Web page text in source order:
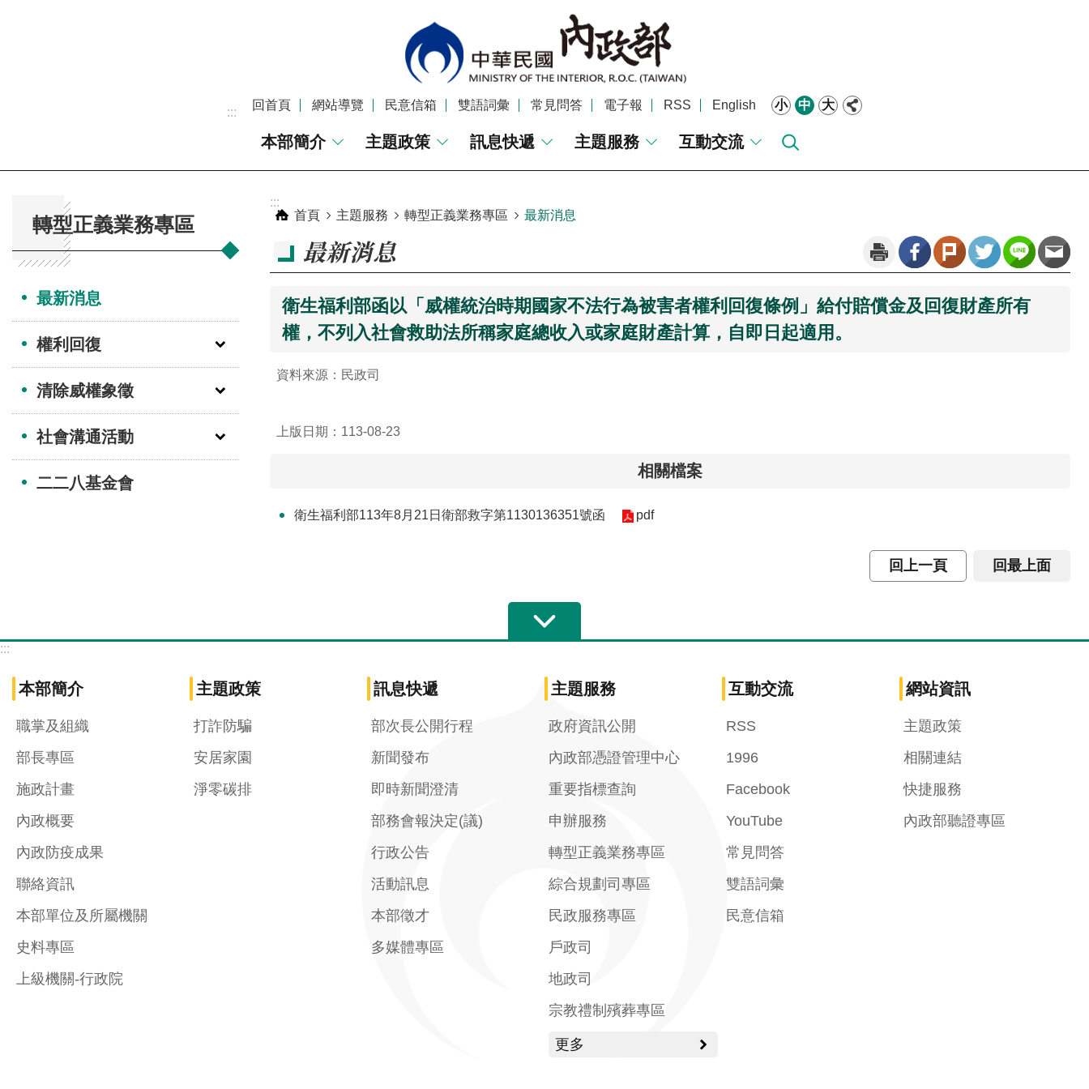
:::
回首頁 網站導覽 民意信箱 雙語詞彙 常見問答 電子報 RSS English 小 中 大
本部簡介 主題政策 訊息快遞 主題服務 互動交流
轉型正義業務專區
最新消息
權利回復
清除威權象徵
社會溝通活動
二二八基金會
:::
首頁
主題服務 轉型正義業務專區 最新消息
最新消息
衛生福利部函以「威權統治時期國家不法行為被害者權利回復條例」給付賠償金及回復財產所有
權，不列入社會救助法所稱家庭總收入或家庭財產計算，自即日起適用。
資料來源：民政司
上版日期：113-08-23
相關檔案
衛生福利部113年8月21日衛部救字第1130136351號函 pdf
回上一頁 回最上面
:::
本部簡介
職掌及組織
部長專區
施政計畫
內政概要
內政防疫成果
聯絡資訊
本部單位及所屬機關
史料專區
上級機關-行政院
主題政策
打詐防騙
安居家園
淨零碳排
訊息快遞
部次長公開行程
新聞發布
即時新聞澄清
部務會報決定(議)
行政公告
活動訊息
本部徵才
多媒體專區
主題服務
政府資訊公開
內政部憑證管理中心
重要指標查詢
申辦服務
轉型正義業務專區
綜合規劃司專區
民政服務專區
戶政司
地政司
宗教禮制殯葬專區
更多
互動交流
RSS
1996
Facebook
YouTube
常見問答
雙語詞彙
民意信箱
網站資訊
主題政策
相關連結
快捷服務
內政部聽證專區